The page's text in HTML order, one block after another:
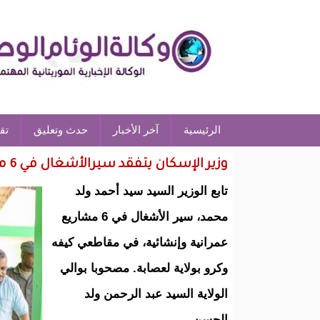
الرئيسية آخر الأخبار حدث وتعليق
وزير الإسكان يتفقد سيرالأشغال في 6 مشاريع بولاية لعصابه
تابع الوزير السيد سيد أحمد ولد
محمد، سير الأشغال في 6 مشاريع
عمرانية وإنشائية، في مقاطعي كيفه
وكرو بولاية لعصابة. مصحوبا بوالي
الولاية السيد عبد الرحمن ولد